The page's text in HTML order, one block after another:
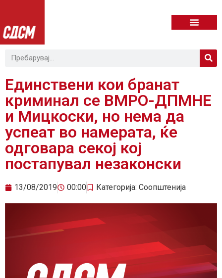
Единствени кои бранат
криминал се ВМРО-ДПМНЕ
и Мицкоски, но нема да
успеат во намерата, ќе
одговара секој кој
постапувал незаконски
13/08/2019 00:00 Категорија: Соопштенија